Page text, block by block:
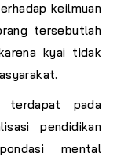
keilmuan
tersebutlah
kyai tidak
terdapat pada
pendidikan
mental